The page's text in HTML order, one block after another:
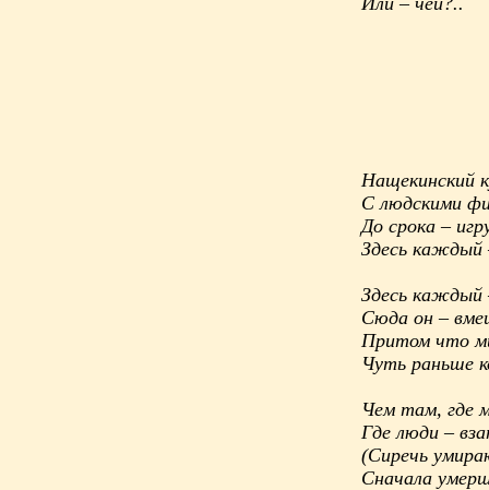
Нащекинский
С людскими
До срока –
Здесь
Здесь каждый
Сюда он –
Притом что
Чуть раньше
Чем там, где
Где люди –
(Сиречь
Сначала